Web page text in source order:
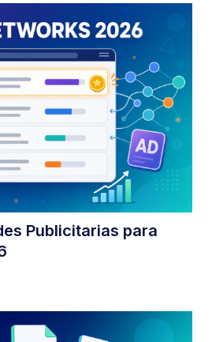
Publicitarias para